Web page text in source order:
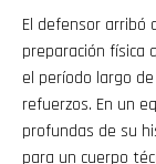
El defensor arribó
preparación física
el período largo
refuerzos. En un
profundas de su
para un cuerpo